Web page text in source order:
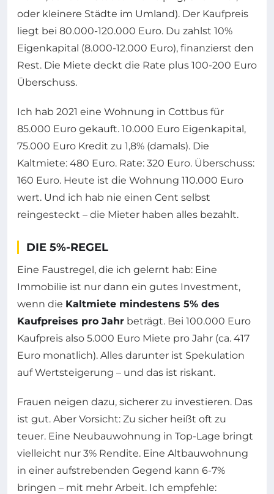
oder kleinere Städte im Umland). Der Kaufpreis
liegt bei 80.000-120.000 Euro. Du zahlst 10%
Eigenkapital (8.000-12.000 Euro), finanzierst den
Rest. Die Miete deckt die Rate plus 100-200 Euro
Überschuss.
Ich hab 2021 eine Wohnung in Cottbus für
85.000 Euro gekauft. 10.000 Euro Eigenkapital,
75.000 Euro Kredit zu 1,8% (damals). Die
Kaltmiete: 480 Euro. Rate: 320 Euro. Überschuss:
160 Euro. Heute ist die Wohnung 110.000 Euro
wert. Und ich hab nie einen Cent selbst
reingesteckt – die Mieter haben alles bezahlt.
DIE 5%-REGEL
Eine Faustregel, die ich gelernt hab: Eine
Immobilie ist nur dann ein gutes Investment,
wenn die Kaltmiete mindestens 5% des
Kaufpreises pro Jahr beträgt. Bei 100.000 Euro
Kaufpreis also 5.000 Euro Miete pro Jahr (ca. 417
Euro monatlich). Alles darunter ist Spekulation
auf Wertsteigerung – und das ist riskant.
Frauen neigen dazu, sicherer zu investieren. Das
ist gut. Aber Vorsicht: Zu sicher heißt oft zu
teuer. Eine Neubauwohnung in Top-Lage bringt
vielleicht nur 3% Rendite. Eine Altbauwohnung
in einer aufstrebenden Gegend kann 6-7%
bringen – mit mehr Arbeit. Ich empfehle: